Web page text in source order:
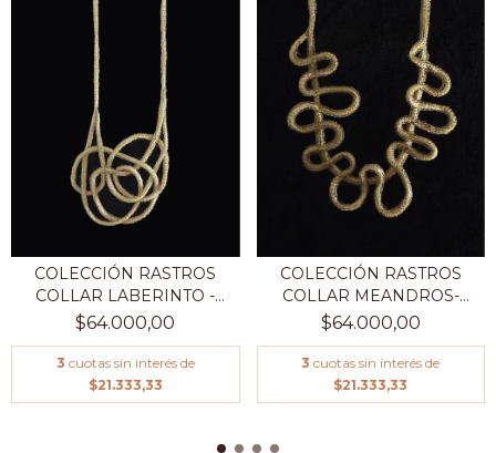
COLECCIÓN RASTROS
COLLAR LABERINTO -
COB...
$64.000,00
3 cuotas sin interés de
$21.333,33
COLECCIÓN RASTROS
COLLAR MEANDROS-
COBRE...
$64.000,00
3 cuotas sin interés de
$21.333,33